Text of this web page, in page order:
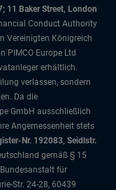
11 Baker Street, London
Conduct Authority
Vereinigten Königreich
PIMCO Europe Ltd
erhältlich.
verlassen, sondern
Da die
GmbH ausschließlich
Angemessenheit stets
Nr. 192083, Seidlstr.
gemäß § 15
für
Str. 24-28, 60439